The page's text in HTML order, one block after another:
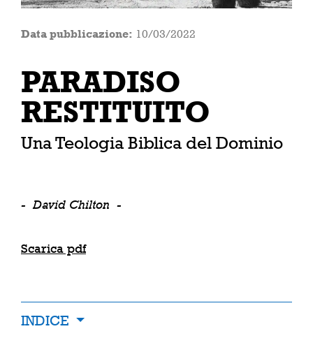
Data pubblicazione: 10/03/2022
PARADISO
RESTITUITO
Una Teologia Biblica del Dominio
- David Chilton -
Scarica pdf
INDICE